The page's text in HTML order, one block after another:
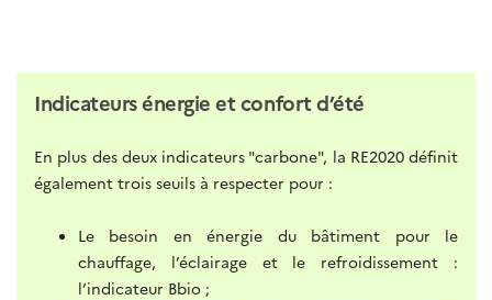
Indicateurs énergie et confort d’été
En plus des deux indicateurs "carbone", la RE2020 définit
également trois seuils à respecter pour :
Le besoin en énergie du bâtiment pour le
chauffage, l’éclairage et le refroidissement :
l’indicateur Bbio ;